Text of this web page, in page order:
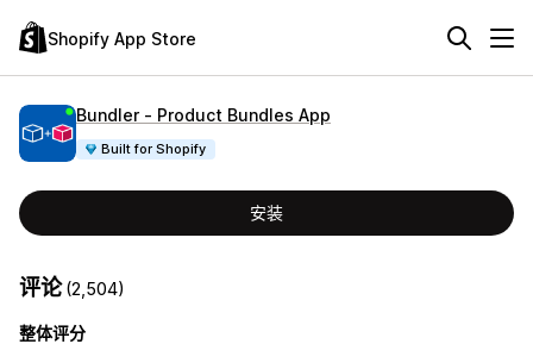
Shopify App Store
Bundler ‑ Product Bundles App
Built for Shopify
安装
评论(2,504)
整体评分